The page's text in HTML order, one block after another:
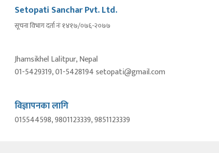
Setopati Sanchar Pvt. Ltd.
सूचना विभाग दर्ता नंः १४१७/०७६-२०७७
Jhamsikhel Lalitpur, Nepal
01-5429319, 01-5428194 setopati@gmail.com
विज्ञापनका लागि
015544598, 9801123339, 9851123339